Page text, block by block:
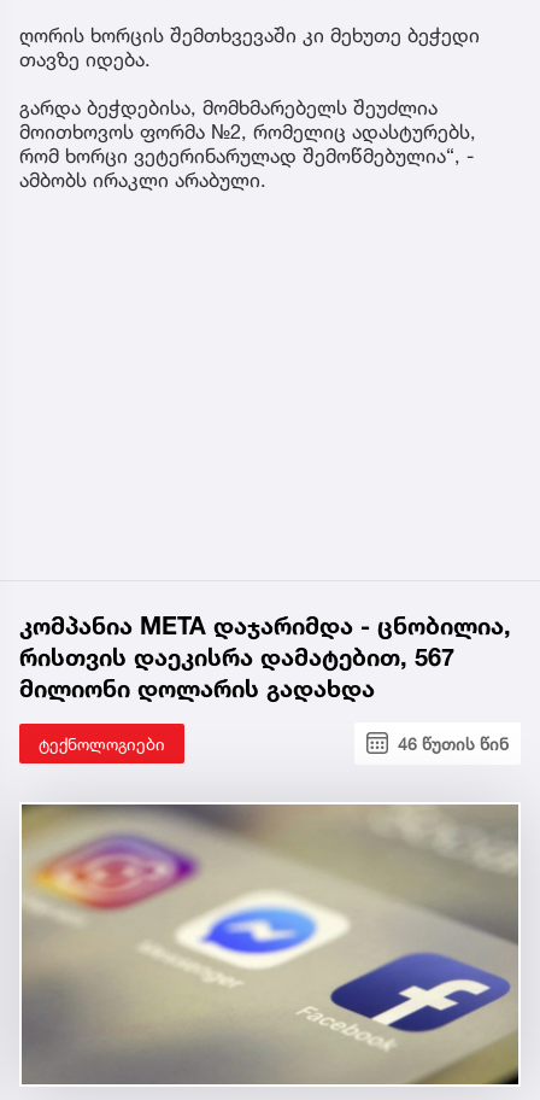
ღორის ხორცის შემთხვევაში კი მეხუთე ბეჭედი
თავზე იდება.
გარდა ბეჭდებისა, მომხმარებელს შეუძლია
მოითხოვოს ფორმა №2, რომელიც ადასტურებს,
რომ ხორცი ვეტერინარულად შემოწმებულია“, -
ამბობს ირაკლი არაბული.
კომპანია META დაჯარიმდა - ცნობილია,
რისთვის დაეკისრა დამატებით, 567
მილიონი დოლარის გადახდა
ტექნოლოგიები 46 წუთის წინ